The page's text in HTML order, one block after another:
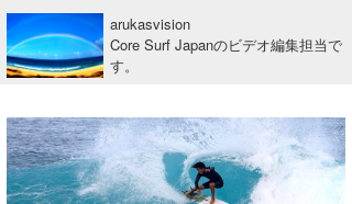
波情報･概況
WAVE HUNTER 波予想ツール
ニュース
サーフィンエリアガイド
arukasvision
Core Surf Japanのビデオ編集担当で
す。
アート＆エンタメ
トラベル
ショップ情報